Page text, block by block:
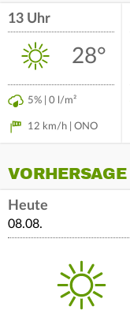
13 Uhr
28°
5% | 0 l/m²
12 km/h | ONO
VORHERSAGE
Heute
08.08.